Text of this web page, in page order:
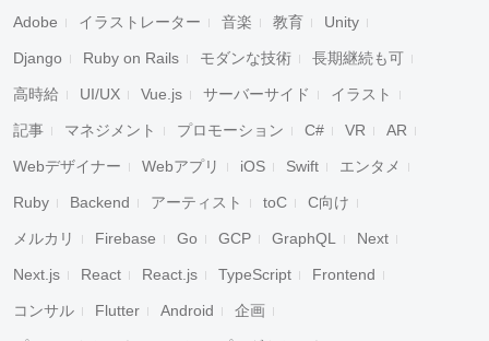
Adobe イラストレーター 音楽 教育 Unity
Django Ruby on Rails モダンな技術 長期継続も可
高時給 UI/UX Vue.js サーバーサイド イラスト
記事 マネジメント プロモーション C# VR AR
Webデザイナー Webアプリ iOS Swift エンタメ
Ruby Backend アーティスト toC C向け
メルカリ Firebase Go GCP GraphQL Next
Next.js React React.js TypeScript Frontend
コンサル Flutter Android 企画